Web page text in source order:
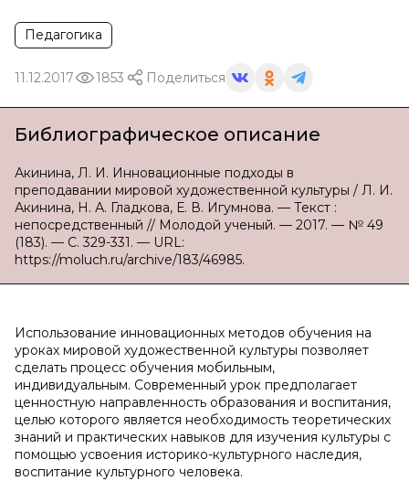
Педагогика
11.12.2017 1853 Поделиться
Библиографическое описание
Акинина, Л. И. Инновационные подходы в
преподавании мировой художественной культуры / Л. И.
Акинина, Н. А. Гладкова, Е. В. Игумнова. — Текст :
непосредственный // Молодой ученый. — 2017. — № 49
(183). — С. 329-331. — URL:
https://moluch.ru/archive/183/46985.
Использование инновационных методов обучения на
уроках мировой художественной культуры позволяет
сделать процесс обучения мобильным,
индивидуальным. Современный урок предполагает
ценностную направленность образования и воспитания,
целью которого является необходимость теоретических
знаний и практических навыков для изучения культуры с
помощью усвоения историко-культурного наследия,
воспитание культурного человека.